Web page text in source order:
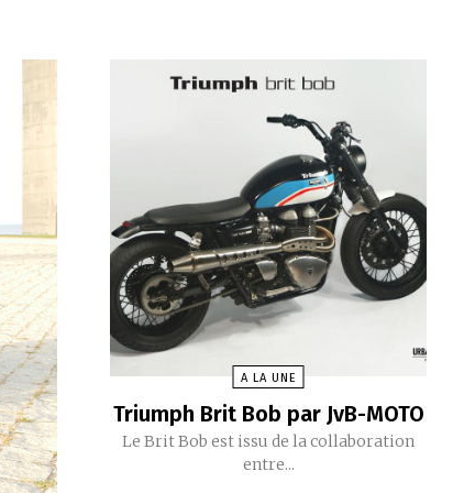
A LA UNE
Triumph Brit Bob par JvB-MOTO
Le Brit Bob est issu de la collaboration
entre...